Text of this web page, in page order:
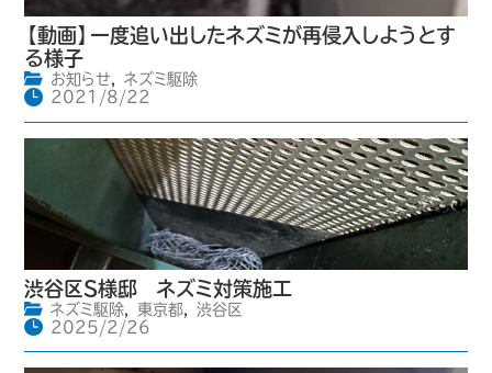
【動画】一度追い出したネズミが再侵入しようとす
る様子
お知らせ,
ネズミ駆除
2021/8/22
渋谷区S様邸 ネズミ対策施工
ネズミ駆除, 東京都,
渋谷区
2025/2/26